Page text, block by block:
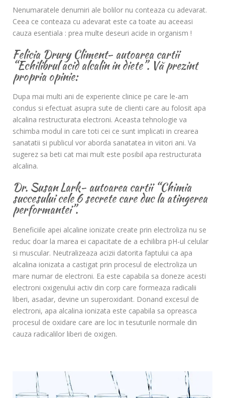
Nenumaratele denumiri ale bolilor nu conteaza cu adevarat.
Ceea ce conteaza cu adevarat este ca toate au aceeasi
cauza esentiala : prea multe deseuri acide in organism !
Felicia Drury Climent- autoarea cartii
“Echilibrul acid alcalin in diete”. Vă prezint
propria opinie:
Dupa mai multi ani de experiente clinice pe care le-am
condus si efectuat asupra sute de clienti care au folosit apa
alcalina restructurata electroni. Aceasta tehnologie va
schimba modul in care toti cei ce sunt implicati in crearea
sanatatii si publicul vor aborda sanatatea in viitori ani. Va
sugerez sa beti cat mai mult este posibil apa restructurata
alcalina.
Dr. Susan Lark- autoarea cartii “Chimia
succesului cele 6 secrete care duc la atingerea
performantei”.
Beneficiile apei alcaline ionizate create prin electroliza nu se
reduc doar la marea ei capacitate de a echilibra pH-ul celular
si muscular. Neutralizeaza acizii datorita faptului ca apa
alcalina ionizata a castigat prin procesul de electroliza un
mare numar de electroni. Ea este capabila sa doneze acesti
electroni oxigenului activ din corp care formeaza radicalii
liberi, asadar, devine un superoxidant. Donand excesul de
electroni, apa alcalina ionizata este capabila sa opreasca
procesul de oxidare care are loc in tesuturile normale din
cauza radicalilor liberi de oxigen.